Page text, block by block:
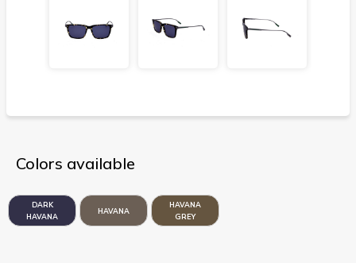
Colors available
DARK
HAVANA
HAVANA
HAVANA
GREY